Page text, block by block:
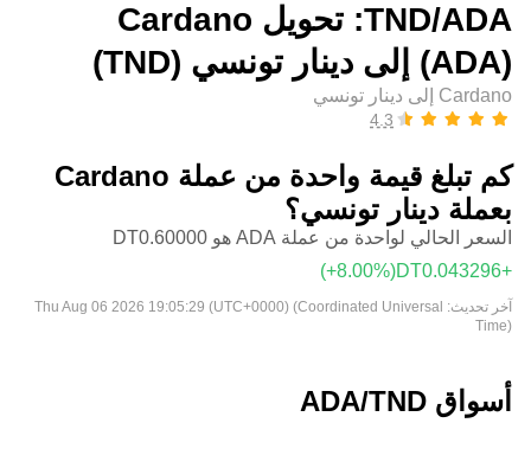
‏ADA/‏TND: تحويل ‏Cardano
(‏ADA) إلى ‏دينار تونسي (‏TND)
Cardano إلى دينار تونسي
كم تبلغ قيمة واحدة من عملة ‏Cardano
بعملة ‏دينار تونسي؟
السعر الحالي لواحدة من عملة ADA هو ‏‎‏‎0.60000‏‏DT‏
(‏‎+8.00‎%‎‏)
آخر تحديث: Thu Aug 06 2026 19:05:29 (UTC+0000) (Coordinated Universal
Time)
أسواق ADA/TND